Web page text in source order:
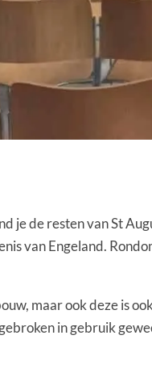
je de resten van St
van Engeland.
maar ook deze is
in gebruik